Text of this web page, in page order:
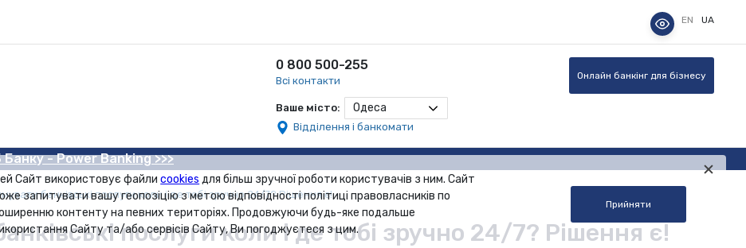
EN UA
0 800 500-255
Всі контакти
Ваше місто: Одеса
Відділення і банкомати
Онлайн банкінг для бізнесу
Банку - Power Banking >>>
банківські послуги коли і де тобі зручно 24/7? Рішення є!
послуги коли і де тобі зручно 24/7? Рішення є!
Сайт використовує файлиcookies для більш зручної роботи користувачів з ним. Сайт
запитувати вашу геопозіцію з метою відповідності політиці правовласників по
контенту на певних територіях. Продовжуючи будь-яке подальше
Сайту та/або сервісів Сайту, Ви погоджуєтеся з цим.
Прийняти